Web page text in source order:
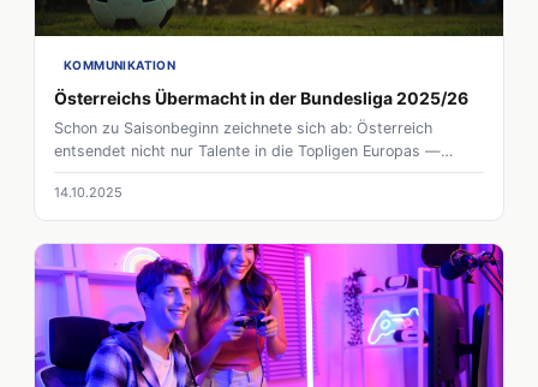
KOMMUNIKATION
Österreichs Übermacht in der Bundesliga 2025/26
Schon zu Saisonbeginn zeichnete sich ab: Österreich
entsendet nicht nur Talente in die Topligen Europas —
diesmal überne
14.10.2025